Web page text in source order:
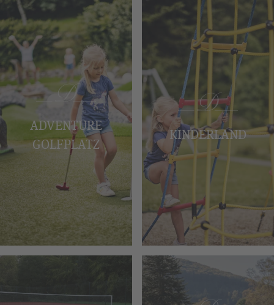
ADVENTURE
GOLFPLATZ
KINDERLAND